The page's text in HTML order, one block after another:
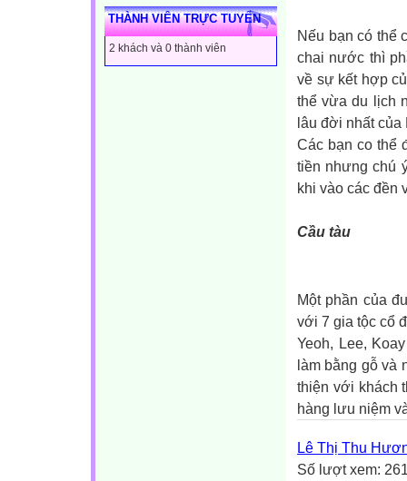
THÀNH VIÊN TRỰC TUYẾN
2 khách và 0 thành viên
Nếu bạn có thể
chai nước thì
về sự kết hợp
thể vừa du lịch
lâu đời nhất của
Các bạn co thể
tiền nhưng chú
khi vào các đền
Cầu tàu
Một phần của
với 7 gia tộc cổ
Yeoh, Lee,
làm bằng gỗ và
thiện với khách
hàng lưu niệm
Lê Thị Thu
Số lượt xem: